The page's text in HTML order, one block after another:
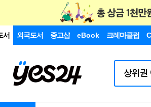
서 외국도서 중고샵 eBook 크레마클럽